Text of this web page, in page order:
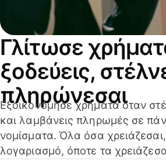
Γλίτωσε
ξοδεύεις,
πληρώνεσαι
Εξοικονόμησε χρήματα όταν
και λαμβάνεις πληρωμές σε
νομίσματα. Όλα όσα
λογαριασμό, όποτε τα